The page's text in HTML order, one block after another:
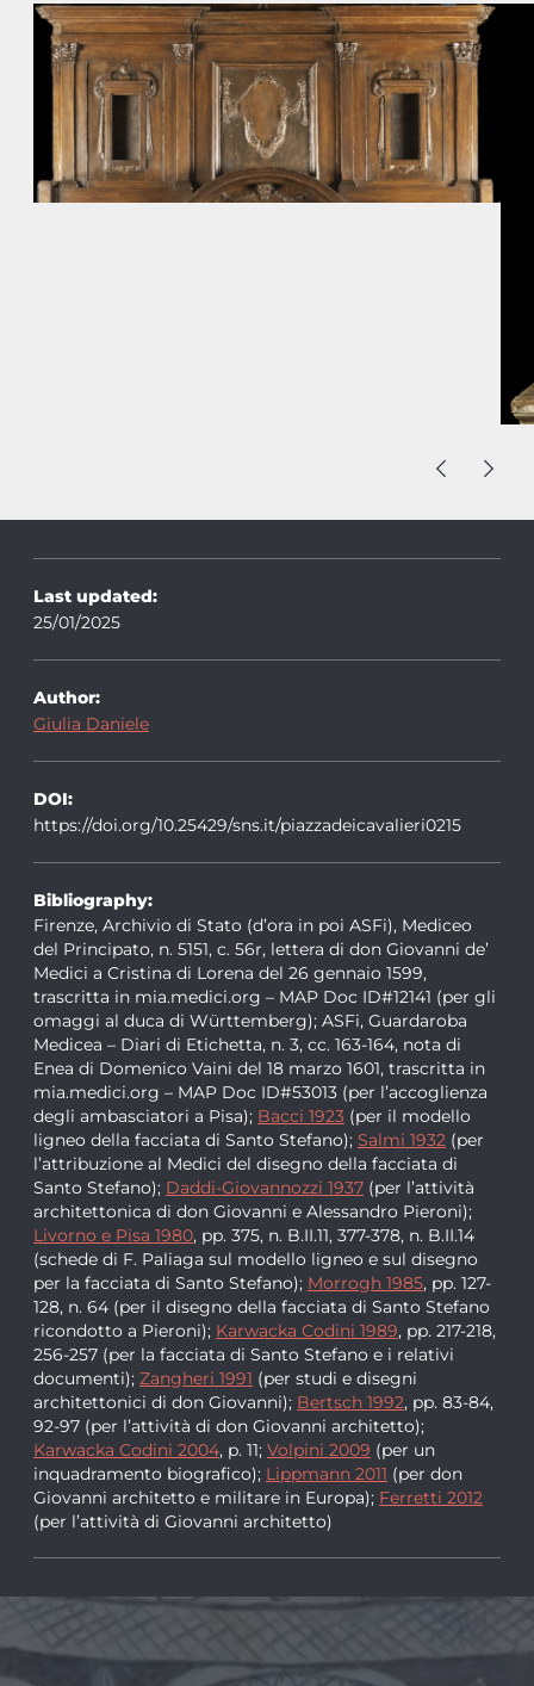
Last updated:
25/01/2025
Author:
Giulia Daniele
DOI:
https://doi.org/10.25429/sns.it/piazzadeicavalieri0215
Bibliography:
Firenze, Archivio di Stato (d’ora in poi ASFi), Mediceo
del Principato, n. 5151, c. 56r, lettera di don Giovanni de’
Medici a Cristina di Lorena del 26 gennaio 1599,
trascritta in mia.medici.org – MAP Doc ID#12141 (per gli
omaggi al duca di Württemberg); ASFi, Guardaroba
Medicea – Diari di Etichetta, n. 3, cc. 163-164, nota di
Enea di Domenico Vaini del 18 marzo 1601, trascritta in
mia.medici.org – MAP Doc ID#53013 (per l’accoglienza
degli ambasciatori a Pisa); Bacci 1923 (per il modello
ligneo della facciata di Santo Stefano); Salmi 1932 (per
l’attribuzione al Medici del disegno della facciata di
Santo Stefano); Daddi-Giovannozzi 1937 (per l’attività
architettonica di don Giovanni e Alessandro Pieroni);
Livorno e Pisa 1980, pp. 375, n. B.II.11, 377-378, n. B.II.14
(schede di F. Paliaga sul modello ligneo e sul disegno
per la facciata di Santo Stefano); Morrogh 1985, pp. 127-
128, n. 64 (per il disegno della facciata di Santo Stefano
ricondotto a Pieroni); Karwacka Codini 1989, pp. 217-218,
256-257 (per la facciata di Santo Stefano e i relativi
documenti); Zangheri 1991 (per studi e disegni
architettonici di don Giovanni); Bertsch 1992, pp. 83-84,
92-97 (per l’attività di don Giovanni architetto);
Karwacka Codini 2004, p. 11; Volpini 2009 (per un
inquadramento biografico); Lippmann 2011 (per don
Giovanni architetto e militare in Europa); Ferretti 2012
(per l’attività di Giovanni architetto)